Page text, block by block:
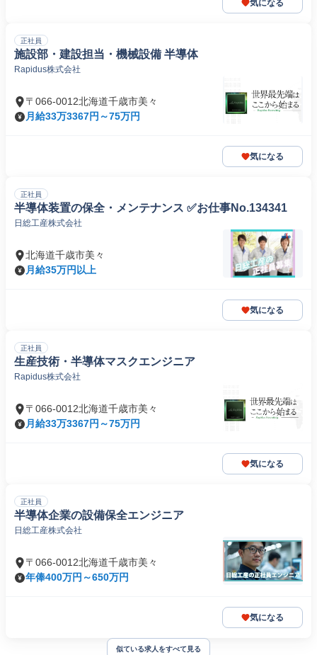
気になる
正社員
施設部・建設担当・機械設備 半導体
Rapidus株式会社
〒066-0012北海道千歳市美々
月給33万3367円～75万円
気になる
正社員
半導体装置の保全・メンテナンス ✅お仕事No.134341
日総工産株式会社
北海道千歳市美々
月給35万円以上
気になる
正社員
生産技術・半導体マスクエンジニア
Rapidus株式会社
〒066-0012北海道千歳市美々
月給33万3367円～75万円
気になる
正社員
半導体企業の設備保全エンジニア
日総工産株式会社
〒066-0012北海道千歳市美々
年俸400万円～650万円
気になる
似ている求人をすべて見る